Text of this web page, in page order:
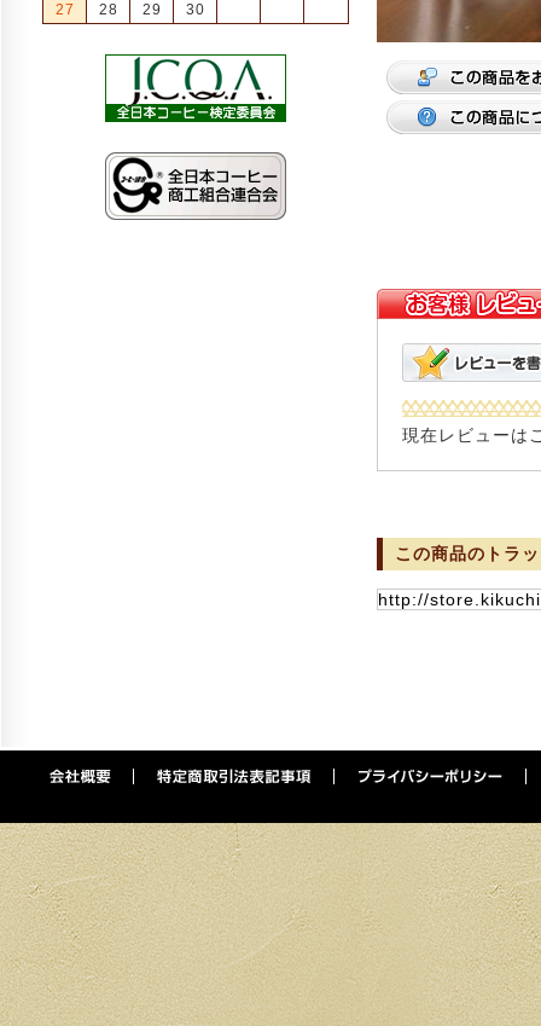
現在レビューは
この商品のトラ
27
28 29 30